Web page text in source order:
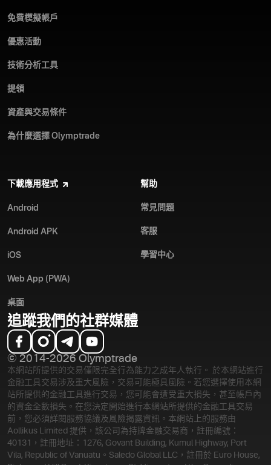
免費模擬帳戶
優惠活動
技術分析工具
提領
資產與交易條件
為什麼選擇 Olymptrade
下載應用程式
Android
Android APK
iOS
Web App (PWA)
桌面
幫助
常見問題
客服
學習中心
追蹤我們的社群媒體
© 2014-2026 Olymptrade
本網站所提供的交易僅限完全行為能力之成年人執行。 於本網站進行
金融工具交易涉及重大風險，交易可能極具風險。若您選擇使用本網
站所提供的金融工具進行交易，您可能會遭受重大損失，甚至帳戶內
的資金全數損失。在您決定開始進行本網站所提供的金融工具交易
前，您必須詳閱服務協議及風險揭露資訊。 本網站上的服務由
Aollikus Limited 提供，該公司為持牌金融交易商，註冊編號：
40131，註冊地址：1276, Govant Building, Kumul Highway, Port
Vila, Republic of Vanuatu。Saledo Global LLC，註冊於 Euro House,